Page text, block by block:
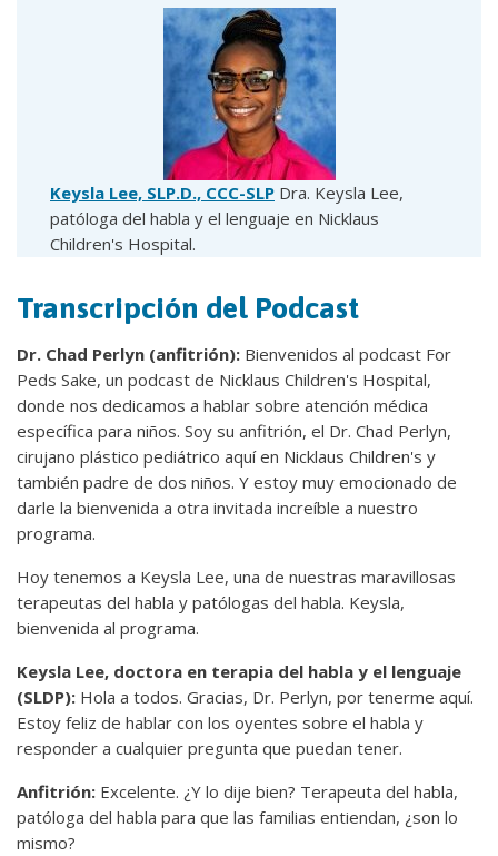
Keysla Lee, SLP.D., CCC-SLP Dra. Keysla Lee,
patóloga del habla y el lenguaje en Nicklaus
Children's Hospital.
Transcripción del Podcast
Dr. Chad Perlyn (anfitrión): Bienvenidos al podcast For
Peds Sake, un podcast de Nicklaus Children's Hospital,
donde nos dedicamos a hablar sobre atención médica
específica para niños. Soy su anfitrión, el Dr. Chad Perlyn,
cirujano plástico pediátrico aquí en Nicklaus Children's y
también padre de dos niños. Y estoy muy emocionado de
darle la bienvenida a otra invitada increíble a nuestro
programa.
Hoy tenemos a Keysla Lee, una de nuestras maravillosas
terapeutas del habla y patólogas del habla. Keysla,
bienvenida al programa.
Keysla Lee, doctora en terapia del habla y el lenguaje
(SLDP): Hola a todos. Gracias, Dr. Perlyn, por tenerme aquí.
Estoy feliz de hablar con los oyentes sobre el habla y
responder a cualquier pregunta que puedan tener.
Anfitrión: Excelente. ¿Y lo dije bien? Terapeuta del habla,
patóloga del habla para que las familias entiendan, ¿son lo
mismo?